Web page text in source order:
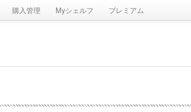
購入管理 Myシェルフ プレミアム